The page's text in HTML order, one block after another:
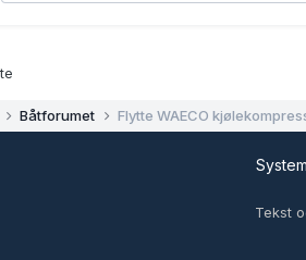
Båtforumet Flytte WAECO
Tekst